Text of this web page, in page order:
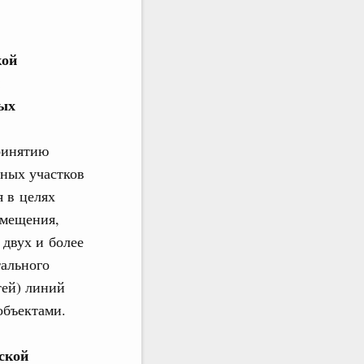
участков
в целях
и более
линий